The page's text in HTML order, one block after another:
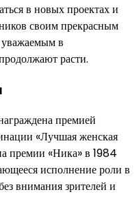
в новых проектах и
своим прекрасным
в
расти.
премией
«Лучшая женская
премии «Ника» в 1984
исполнение роли в
внимания зрителей и